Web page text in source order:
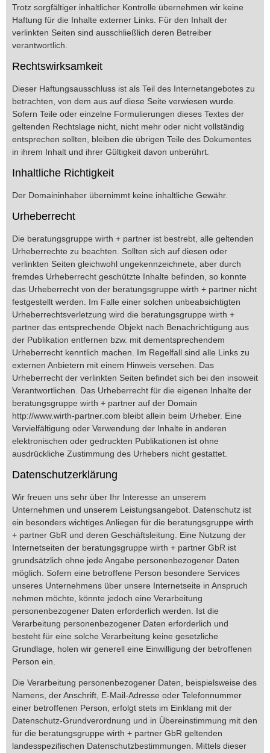
Trotz sorgfältiger inhaltlicher Kontrolle übernehmen wir keine
Haftung für die Inhalte externer Links. Für den Inhalt der
verlinkten Seiten sind ausschließlich deren Betreiber
verantwortlich.
Rechtswirksamkeit
Dieser Haftungsausschluss ist als Teil des Internetangebotes zu
betrachten, von dem aus auf diese Seite verwiesen wurde.
Sofern Teile oder einzelne Formulierungen dieses Textes der
geltenden Rechtslage nicht, nicht mehr oder nicht vollständig
entsprechen sollten, bleiben die übrigen Teile des Dokumentes
in ihrem Inhalt und ihrer Gültigkeit davon unberührt.
Inhaltliche Richtigkeit
Der Domaininhaber übernimmt keine inhaltliche Gewähr.
Urheberrecht
Die beratungsgruppe wirth + partner ist bestrebt, alle geltenden
Urheberrechte zu beachten. Sollten sich auf diesen oder
verlinkten Seiten gleichwohl ungekennzeichnete, aber durch
fremdes Urheberrecht geschützte Inhalte befinden, so konnte
das Urheberrecht von der beratungsgruppe wirth + partner nicht
festgestellt werden. Im Falle einer solchen unbeabsichtigten
Urheberrechtsverletzung wird die beratungsgruppe wirth +
partner das entsprechende Objekt nach Benachrichtigung aus
der Publikation entfernen bzw. mit dementsprechendem
Urheberrecht kenntlich machen. Im Regelfall sind alle Links zu
externen Anbietern mit einem Hinweis versehen. Das
Urheberrecht der verlinkten Seiten befindet sich bei den insoweit
Verantwortlichen. Das Urheberrecht für die eigenen Inhalte der
beratungsgruppe wirth + partner auf der Domain
http://www.wirth-partner.com bleibt allein beim Urheber. Eine
Vervielfältigung oder Verwendung der Inhalte in anderen
elektronischen oder gedruckten Publikationen ist ohne
ausdrückliche Zustimmung des Urhebers nicht gestattet.
Datenschutzerklärung
Wir freuen uns sehr über Ihr Interesse an unserem
Unternehmen und unserem Leistungsangebot. Datenschutz ist
ein besonders wichtiges Anliegen für die beratungsgruppe wirth
+ partner GbR und deren Geschäftsleitung. Eine Nutzung der
Internetseiten der beratungsgruppe wirth + partner GbR ist
grundsätzlich ohne jede Angabe personenbezogener Daten
möglich. Sofern eine betroffene Person besondere Services
unseres Unternehmens über unsere Internetseite in Anspruch
nehmen möchte, könnte jedoch eine Verarbeitung
personenbezogener Daten erforderlich werden. Ist die
Verarbeitung personenbezogener Daten erforderlich und
besteht für eine solche Verarbeitung keine gesetzliche
Grundlage, holen wir generell eine Einwilligung der betroffenen
Person ein.
Die Verarbeitung personenbezogener Daten, beispielsweise des
Namens, der Anschrift, E-Mail-Adresse oder Telefonnummer
einer betroffenen Person, erfolgt stets im Einklang mit der
Datenschutz-Grundverordnung und in Übereinstimmung mit den
für die beratungsgruppe wirth + partner GbR geltenden
landesspezifischen Datenschutzbestimmungen. Mittels dieser